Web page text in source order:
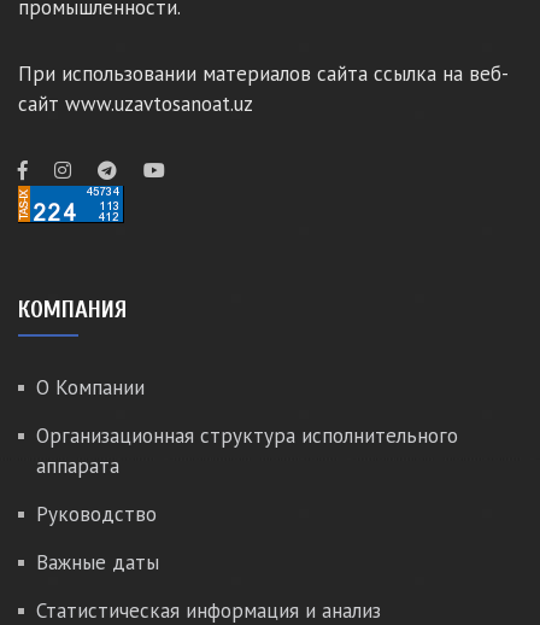
промышленности.
При использовании материалов сайта ссылка на веб-
сайт www.uzavtosanoat.uz
КОМПАНИЯ
О Компании
Организационная структура исполнительного
аппарата
Руководство
Важные даты
Статистическая информация и анализ